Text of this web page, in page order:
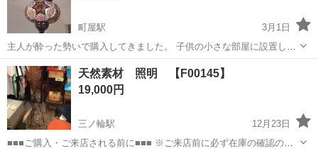
町屋駅
3月1日
主人が酔った勢いで購入してきました。 子供の小さな部屋に設置して
みましたが、子供が使う部屋としては明かりが暗いのでリビングに設
置しなおしました。 でもリビングルームの雰囲気には合わないので、
出品する事にしました。 定価 1...
東京 荒川区 町屋駅 照明器具
天然素材 照明 【F00145】
19,000円
三ノ輪駅
12月23日
■■■ご購入・ご来店される前に■■■ ※ご来店前に必ず在庫の確認のメ